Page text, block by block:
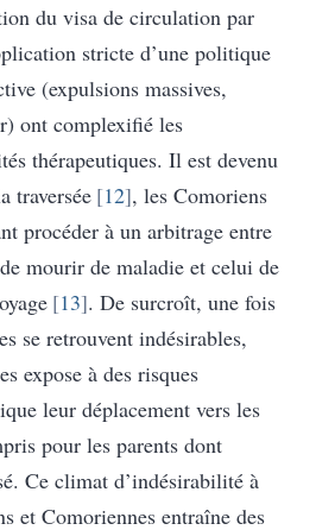
du visa de circulation par
stricte d’une politique
(expulsions massives,
ont complexifié les
thérapeutiques. Il est devenu
traversée 12 , les Comoriens
procéder à un arbitrage entre
mourir de maladie et celui de
13 . De surcroît, une fois
se retrouvent indésirables,
expose à des risques
leur déplacement vers les
pour les parents dont
Ce climat d’indésirabilité à
et Comoriennes entraîne des